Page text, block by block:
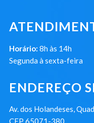
Horário: 8h às 14h
Segunda à sexta-feira
ENDEREÇO
Av. dos Holandeses,
CEP 65071-380